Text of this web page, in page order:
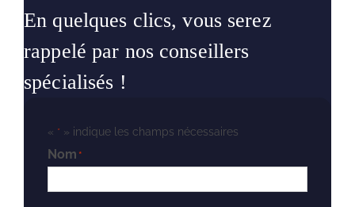
En quelques clics, vous serez
rappelé par nos conseillers
spécialisés !
« * » indique les champs nécessaires
Nom *